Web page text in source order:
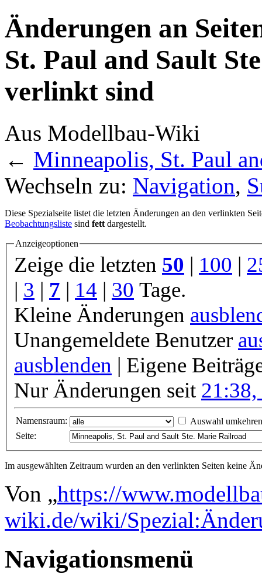
Änderungen an
St. Paul and Sault
verlinkt sind
Aus Modellbau-Wiki
← Minneapolis, St. Paul
Wechseln zu: Navigation,
Diese Spezialseite listet die letzten Änderungen an den verlinkten
Beobachtungsliste sind fett dargestellt.
Anzeigeoptionen
Zeige die letzten 50 | 100 |
| 3 | 7 | 14 | 30 Tage.
Kleine Änderungen
Unangemeldete Benutzer
ausblenden | Eigene
Nur Änderungen seit
Namensraum:
Auswahl umkehren
Seite:
Im ausgewählten Zeitraum wurden an den verlinkten Seiten keine
Von „https://
wiki.de/wiki/
Navigationsmenü